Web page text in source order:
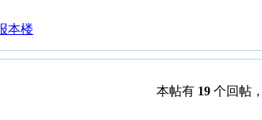
本楼
本帖有 19个回帖